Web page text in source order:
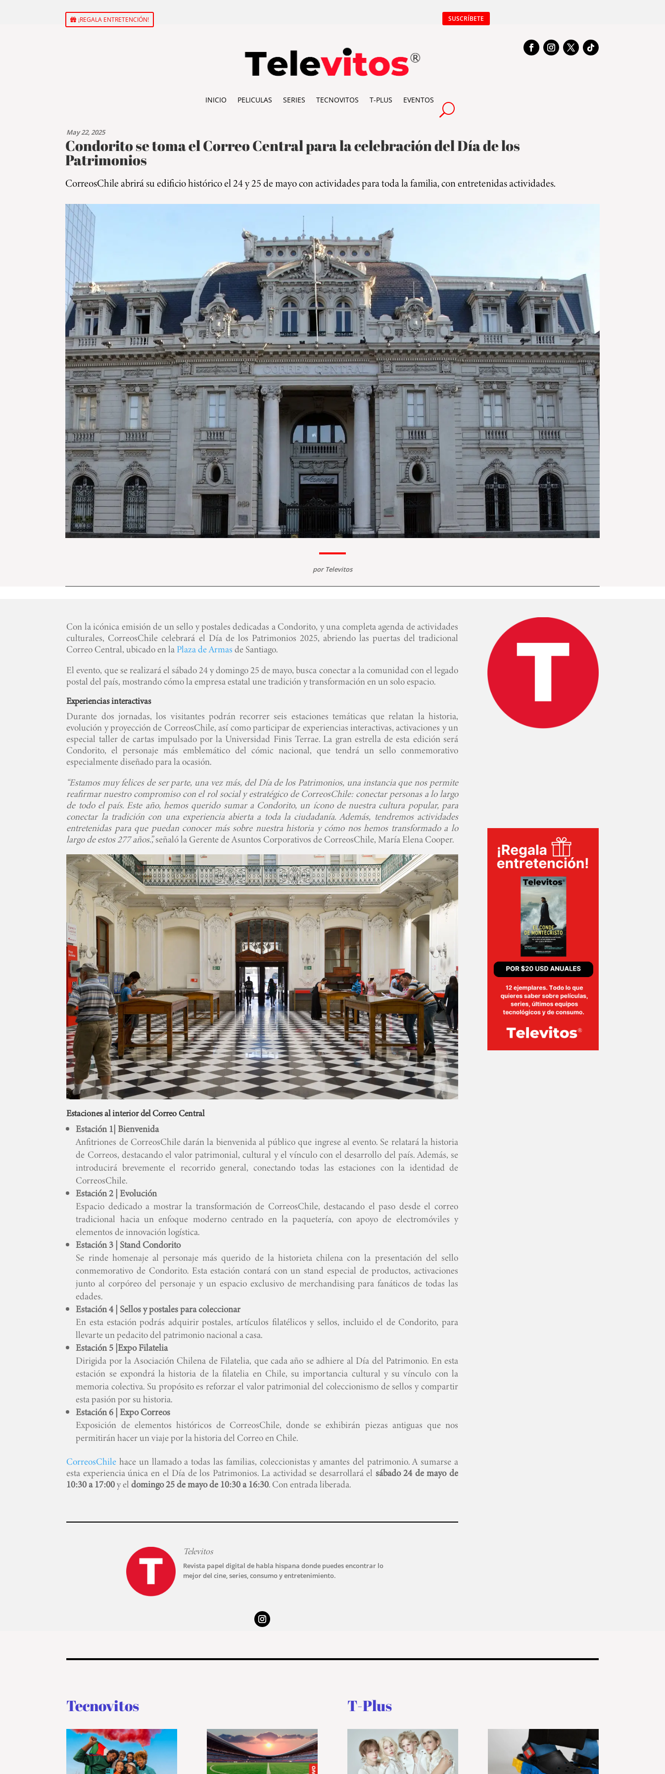
¡REGALA ENTRETENCIÓN! SUSCRÍBETE
INICIO PELICULAS SERIES TECNOVITOS T-PLUS EVENTOS
May 22, 2025
Condorito se toma el Correo Central para la celebración del Día de los
Patrimonios
CorreosChile abrirá su edificio histórico el 24 y 25 de mayo con actividades para toda la familia, con entretenidas actividades.
por Televitos
Con la icónica emisión de un sello y postales dedicadas a Condorito, y una completa agenda de actividades
culturales, CorreosChile celebrará el Día de los Patrimonios 2025, abriendo las puertas del tradicional
Correo Central, ubicado en laPlaza de Armasde Santiago.
El evento, que se realizará el sábado 24 y domingo 25 de mayo, busca conectar a la comunidad con el legado
postal del país, mostrando cómo la empresa estatal une tradición y transformación en un solo espacio.
Experiencias interactivas
Durante dos jornadas, los visitantes podrán recorrer seis estaciones temáticas que relatan la historia,
evolución y proyección de CorreosChile, así como participar de experiencias interactivas, activaciones y un
especial taller de cartas impulsado por la Universidad Finis Terrae. La gran estrella de esta edición será
Condorito, el personaje más emblemático del cómic nacional, que tendrá un sello conmemorativo
especialmente diseñado para la ocasión.
“Estamos muy felices de ser parte, una vez más, del Día de los Patrimonios, una instancia que nos permite
reafirmar nuestro compromiso con el rol social y estratégico de CorreosChile: conectar personas a lo largo
de todo el país. Este año, hemos querido sumar a Condorito, un ícono de nuestra cultura popular, para
conectar la tradición con una experiencia abierta a toda la ciudadanía. Además, tendremos actividades
entretenidas para que puedan conocer más sobre nuestra historia y cómo nos hemos transformado a lo
largo de estos 277 años.”,señaló la Gerente de Asuntos Corporativos de CorreosChile, María Elena Cooper.
Estaciones al interior del Correo Central
Estación 1| Bienvenida
Anfitriones de CorreosChile darán la bienvenida al público que ingrese al evento. Se relatará la historia
de Correos, destacando el valor patrimonial, cultural y el vínculo con el desarrollo del país. Además, se
introducirá brevemente el recorrido general, conectando todas las estaciones con la identidad de
CorreosChile.
Estación 2 | Evolución
Espacio dedicado a mostrar la transformación de CorreosChile, destacando el paso desde el correo
tradicional hacia un enfoque moderno centrado en la paquetería, con apoyo de electromóviles y
elementos de innovación logística.
Estación 3 | Stand Condorito
Se rinde homenaje al personaje más querido de la historieta chilena con la presentación del sello
conmemorativo de Condorito. Esta estación contará con un stand especial de productos, activaciones
junto al corpóreo del personaje y un espacio exclusivo de merchandising para fanáticos de todas las
edades.
Estación 4 | Sellos y postales para coleccionar
En esta estación podrás adquirir postales, artículos filatélicos y sellos, incluido el de Condorito, para
llevarte un pedacito del patrimonio nacional a casa.
Estación 5 |Expo Filatelia
Dirigida por la Asociación Chilena de Filatelia, que cada año se adhiere al Día del Patrimonio. En esta
estación se expondrá la historia de la filatelia en Chile, su importancia cultural y su vínculo con la
memoria colectiva. Su propósito es reforzar el valor patrimonial del coleccionismo de sellos y compartir
esta pasión por su historia.
Estación 6 | Expo Correos
Exposición de elementos históricos de CorreosChile, donde se exhibirán piezas antiguas que nos
permitirán hacer un viaje por la historia del Correo en Chile.
CorreosChile hace un llamado a todas las familias, coleccionistas y amantes del patrimonio. A sumarse a
esta experiencia única en el Día de los Patrimonios. La actividad se desarrollará el sábado 24 de mayo de
10:30 a 17:00y eldomingo 25 de mayo de 10:30 a 16:30. Con entrada liberada.
Televitos
Revista papel digital de habla hispana donde puedes encontrar lo
mejor del cine, series, consumo y entretenimiento.
Tecnovitos T-Plus